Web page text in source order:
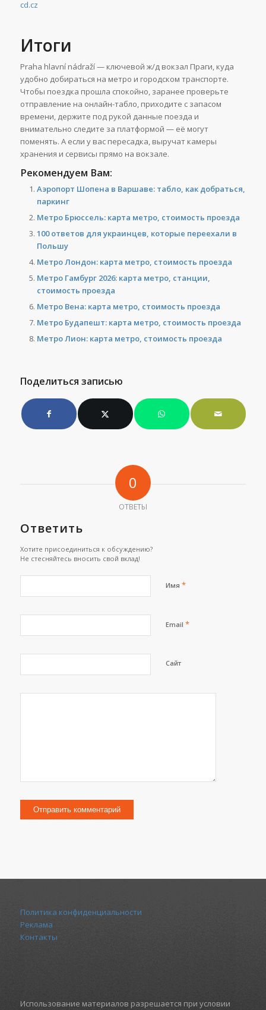
cd.cz
Итоги
Praha hlavní nádraží — ключевой ж/д вокзал Праги, куда
удобно добираться на метро и городском транспорте.
Чтобы поездка прошла спокойно, заранее проверьте
отправление на онлайн-табло, приходите с запасом
времени, держите под рукой данные поезда и
внимательно следите за платформой — её могут
поменять. А если у вас пересадка, выручат камеры
хранения и сервисы прямо на вокзале.
Рекомендуем Вам:
Аэропорт Шопена в Варшаве: табло, как добраться,
паркинг
Метро Брюссель: карта метро, стоимость проезда
100 ответов для украинцев, которые переехали в
Польшу
Метро Лондон: карта метро, стоимость проезда
Метро Гамбург 2026: карта метро, станции,
стоимость проезда
Метро Вена: карта метро, стоимость проезда
Метро Будапешт: карта метро, стоимость проезда
Метро Лион: карта метро, стоимость проезда
Поделиться записью
0
ОТВЕТЫ
Ответить
Хотите присоединиться к обсуждению?
Не стесняйтесь вносить свой вклад!
Имя *
Email *
Сайт
Политика конфиденциальности
Реклама
Контакты
Использование материалов разрешается при условии